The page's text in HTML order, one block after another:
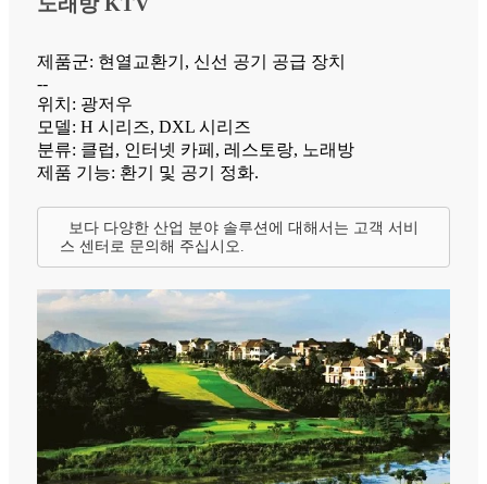
제품군: 현열교환기, 신선 공기 공급 장치
--
위치: 광저우
모델: H 시리즈, DXL 시리즈
분류: 클럽, 인터넷 카페, 레스토랑, 노래방
제품 기능: 환기 및 공기 정화.
보다 다양한 산업 분야 솔루션에 대해서는 고객 서비
스 센터로 문의해 주십시오.